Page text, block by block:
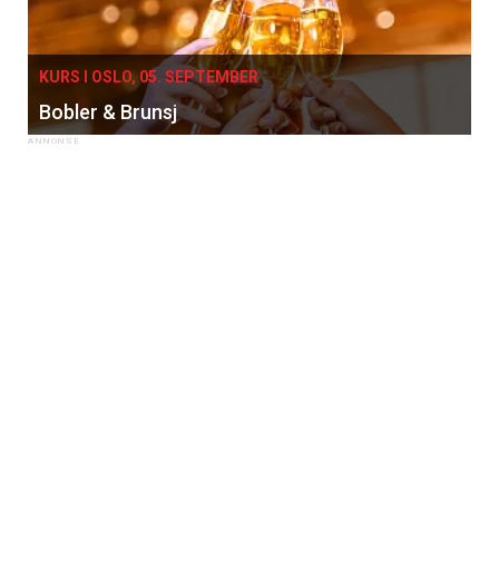
KURS I OSLO, 05. SEPTEMBER
Bobler & Brunsj